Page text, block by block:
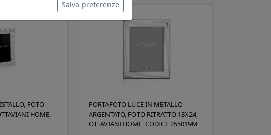
FOTO
HOME,
PORTAFOTO LUCE IN METALLO
ARGENTATO, FOTO RITRATTO 18X24,
OTTAVIANI HOME, CODICE 255019M
Salva preferenze